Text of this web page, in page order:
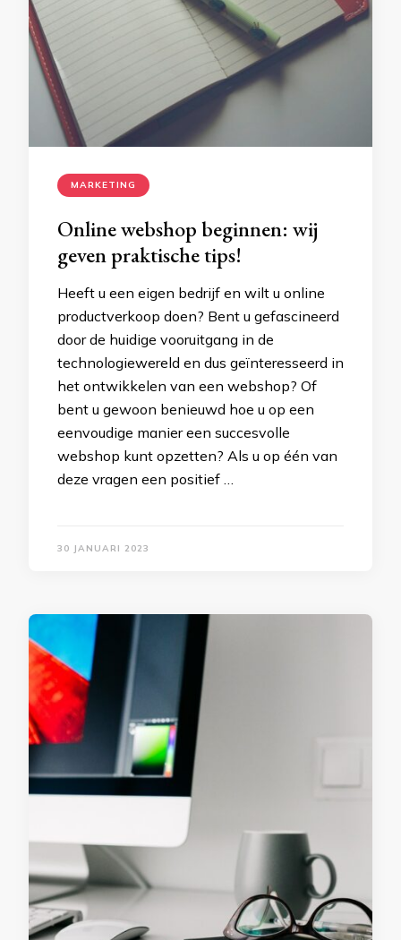
MARKETING
Online webshop beginnen: wij
geven praktische tips!
Heeft u een eigen bedrijf en wilt u online
productverkoop doen? Bent u gefascineerd
door de huidige vooruitgang in de
technologiewereld en dus geïnteresseerd in
het ontwikkelen van een webshop? Of
bent u gewoon benieuwd hoe u op een
eenvoudige manier een succesvolle
webshop kunt opzetten? Als u op één van
deze vragen een positief …
30 JANUARI 2023